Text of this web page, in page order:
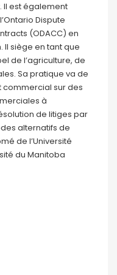
Il est également
Dispute
(ODACC) en
Il siège en tant que
de l’agriculture, de
Sa pratique va de
commercial sur des
à
de litiges par
alternatifs de
de l’Université
du Manitoba